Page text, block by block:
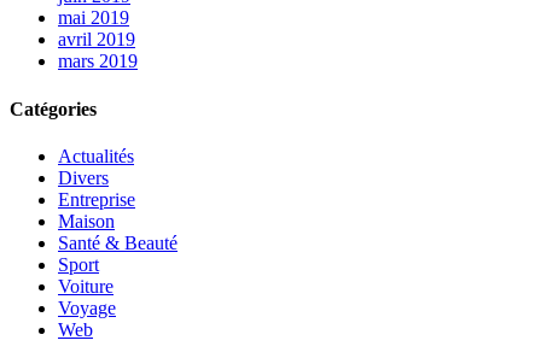
mai 2019
avril 2019
mars 2019
Catégories
Actualités
Divers
Entreprise
Maison
Santé & Beauté
Sport
Voiture
Voyage
Web